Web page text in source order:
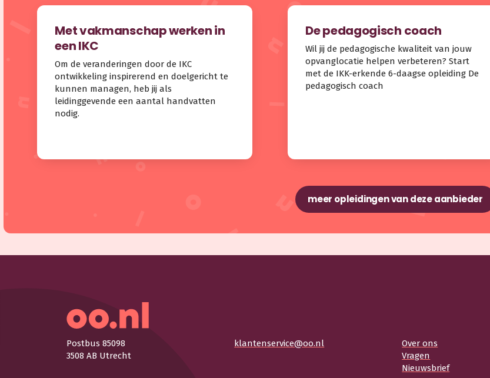
Met vakmanschap werken in
een IKC
Om de veranderingen door de IKC
ontwikkeling inspirerend en doelgericht te
kunnen managen, heb jij als
leidinggevende een aantal handvatten
nodig.
De pedagogisch coach
Wil jij de pedagogische kwaliteit van jouw
opvanglocatie helpen verbeteren? Start
met de IKK-erkende 6-daagse opleiding De
pedagogisch coach
meer opleidingen van deze aanbieder
Postbus 85098
3508 AB Utrecht
klantenservice@oo.nl
Over ons
Vragen
Nieuwsbrief